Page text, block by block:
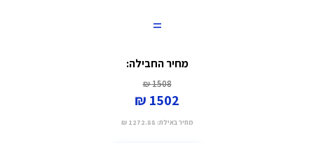
=
מחיר החבילה:
1508 ₪
1502 ₪
מחיר באילת: 1272.88 ₪